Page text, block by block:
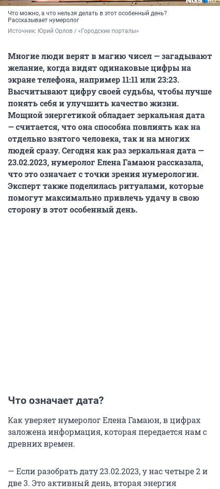
Что можно, а что нельзя делать в этот особенный день?
Рассказывает нумеролог
Источник: Юрий Орлов / «Городские порталы»
Многие люди верят в магию чисел — загадывают
желание, когда видят одинаковые цифры на
экране телефона, например 11:11 или 23:23.
Высчитывают цифру своей судьбы, чтобы лучше
понять себя и улучшить качество жизни.
Мощной энергетикой обладает зеркальная дата
— считается, что она способна повлиять как на
отдельно взятого человека, так и на многих
людей сразу. Сегодня как раз зеркальная дата —
23.02.2023, нумеролог Елена Гамаюн рассказала,
что это означает с точки зрения нумерологии.
Эксперт также поделилась ритуалами, которые
помогут максимально привлечь удачу в свою
сторону в этот особенный день.
Что означает дата?
Как уверяет нумеролог Елена Гамаюн, в цифрах
заложена информация, которая передается нам с
древних времен.
— Если разобрать дату 23.02.2023, у нас четыре 2 и
две 3. Это активный день, вторая энергия